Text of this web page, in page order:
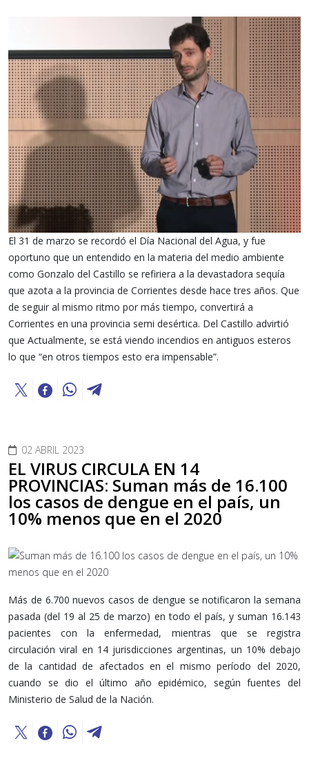
El 31 de marzo se recordó el Día Nacional del Agua, y fue
oportuno que un entendido en la materia del medio ambiente
como Gonzalo del Castillo se refiriera a la devastadora sequía
que azota a la provincia de Corrientes desde hace tres años. Que
de seguir al mismo ritmo por más tiempo, convertirá a
Corrientes en una provincia semi desértica. Del Castillo advirtió
que Actualmente, se está viendo incendios en antiguos esteros
lo que “en otros tiempos esto era impensable”.
02 ABRIL 2023
EL VIRUS CIRCULA EN 14
PROVINCIAS: Suman más de 16.100
los casos de dengue en el país, un
10% menos que en el 2020
Más de 6.700 nuevos casos de dengue se notificaron la semana
pasada (del 19 al 25 de marzo) en todo el país, y suman 16.143
pacientes con la enfermedad, mientras que se registra
circulación viral en 14 jurisdicciones argentinas, un 10% debajo
de la cantidad de afectados en el mismo período del 2020,
cuando se dio el último año epidémico, según fuentes del
Ministerio de Salud de la Nación.